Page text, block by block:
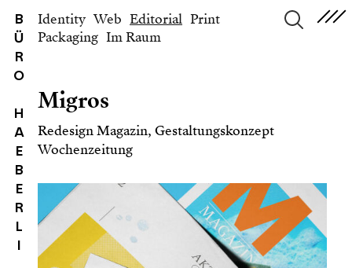
B
Ü
R
O
H
A
E
B
E
R
L
I
Identity Web Editorial Print
Packaging Im Raum
Migros
Redesign Magazin, Gestaltungskonzept
Wochenzeitung